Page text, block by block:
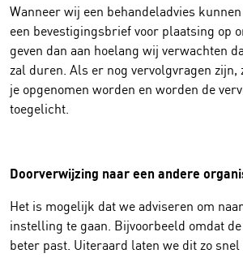
Wanneer wij een behandeladvies
een bevestigingsbrief voor plaatsing op
geven dan aan hoelang wij verwachten
zal duren. Als er nog vervolgvragen zijn,
je opgenomen worden en worden de
toegelicht.
Doorverwijzing naar een andere
Het is mogelijk dat we adviseren om
instelling te gaan. Bijvoorbeeld omdat
beter past. Uiteraard laten we dit zo snel